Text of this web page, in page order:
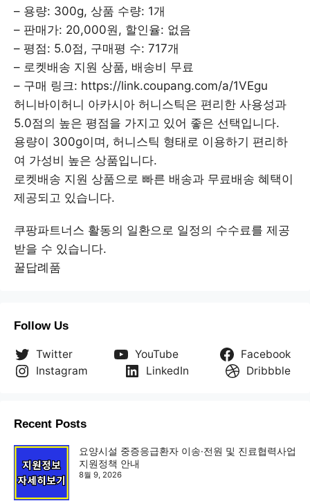
– 용량: 300g, 상품 수량: 1개
– 판매가: 20,000원, 할인율: 없음
– 평점: 5.0점, 구매평 수: 717개
– 로켓배송 지원 상품, 배송비 무료
– 구매 링크: https://link.coupang.com/a/1VEgu
허니바이허니 아카시아 허니스틱은 편리한 사용성과
5.0점의 높은 평점을 가지고 있어 좋은 선택입니다.
용량이 300g이며, 허니스틱 형태로 이용하기 편리하
여 가성비 높은 상품입니다.
로켓배송 지원 상품으로 빠른 배송과 무료배송 혜택이
제공되고 있습니다.
쿠팡파트너스 활동의 일환으로 일정의 수수료를 제공
받을 수 있습니다.
꿀답례품
Follow Us
Twitter YouTube
Facebook
Instagram
LinkedIn Dribbble
Recent Posts
요양시설 중증응급환자 이송·전원 및 진료협력사업
지원정책 안내
8월 9, 2026